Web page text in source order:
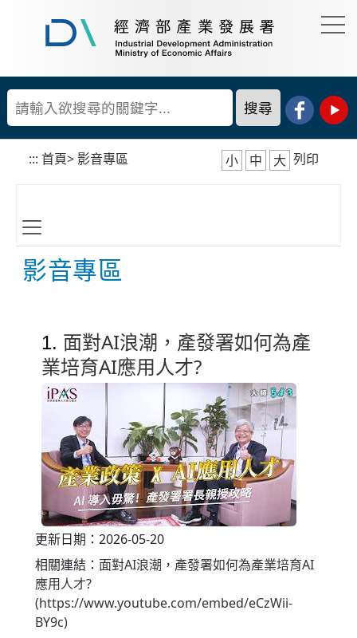
到
主
要
內
容
塊
濟
部
業
發
::: 首頁> 影音專區 小 中 大 列印
影音專區
1. 面對AI浪潮，產發署如何為產
業培育AI應用人才?
更新日期：2026-05-20
相關連結： 面對AI浪潮，產發署如何為產業培育AI
應用人才?
(https://www.youtube.com/embed/eCzWii-
BY9c)